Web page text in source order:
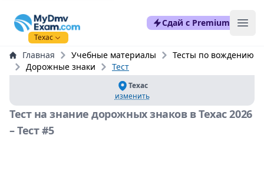
mydmvexam.com
Техас
Сдай с Premium
Главная Учебные материалы
Тесты по вождению
Дорожные знаки
Тест
Техас
изменить
Тест на знание дорожных знаков в Техас 2026
– Тест #5